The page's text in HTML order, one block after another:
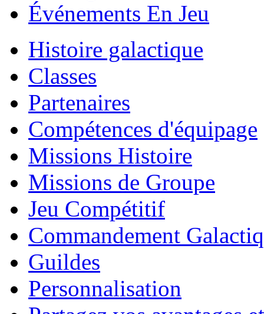
Événements En Jeu
Histoire galactique
Classes
Partenaires
Compétences d'équipage
Missions Histoire
Missions de Groupe
Jeu Compétitif
Commandement
Guildes
Personnalisation